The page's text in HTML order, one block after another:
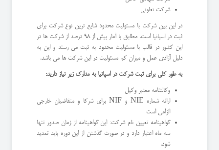
شرکت تعاونی
در این بین شرکت با مسئولیت محدود شایع ترین نوع شرکت برای
ثبت در اسپانیا است. مطابق با آمار بیش از 98 درصد از شرکت ها در
این کشور در قالب با مسئولیت محدود به ثبت می رسند و این به
دلیل آزادی عمل و میزان کم مسئولیت در این شرکت ها می باشد.
به طور کلی برای ثبت شرکت در اسپانیا به مدارک زیر نیاز دارید:
وکالتنامه معتبر وکیل
ارائه شماره NIE و NIF برای شرکا و متقاضیان خارجی
الزامی است
گواهینامه تعیین نام شرکت: این گواهینامه از زمان صدور تنها
سه ماه اعتبار دارد و در صورت گذشتن از این دوره باید تمدید
شود.